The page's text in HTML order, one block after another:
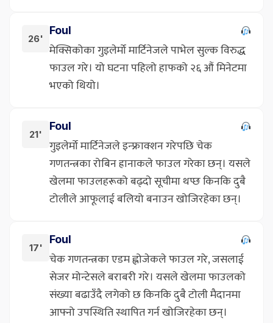
26'
Foul
मेक्सिकोका गुइलेर्मो मार्टिनेजले पाभेल सुल्क विरुद्ध
फाउल गरे। यो घटना पहिलो हाफको २६ औं मिनेटमा
भएको थियो।
21'
Foul
गुइलेर्मो मार्टिनेजले इन्फ्राक्शन गरेपछि चेक
गणतन्त्रका रोबिन ह्रानाकले फाउल गरेका छन्। यसले
खेलमा फाउलहरूको बढ्दो सूचीमा थप्छ किनकि दुबै
टोलीले आफूलाई बलियो बनाउन खोजिरहेका छन्।
17'
Foul
चेक गणतन्त्रका एडम ह्लोजेकले फाउल गरे, जसलाई
सेजर मोन्टेसले बराबरी गरे। यसले खेलमा फाउलको
संख्या बढाउँदै लगेको छ किनकि दुबै टोली मैदानमा
आफ्नो उपस्थिति स्थापित गर्न खोजिरहेका छन्।